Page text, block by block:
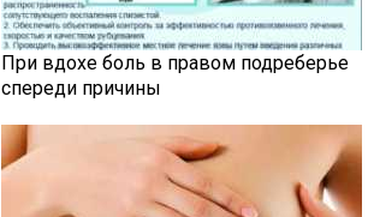
При вдохе боль в правом подреберье
спереди причины